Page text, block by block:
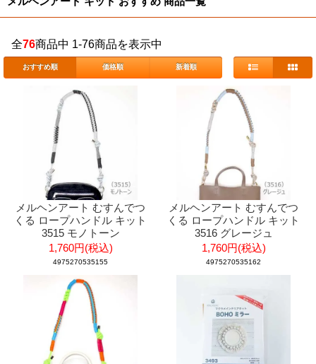
全76商品中 1-76商品を表示中
おすすめ順 価格順 新着順
メルヘンアート むすんでつ
くる ロープハンドル キット
3515 モノトーン
1,760円(税込)
4975270535155
メルヘンアート むすんでつ
くる ロープハンドル キット
3516 グレージュ
1,760円(税込)
4975270535162